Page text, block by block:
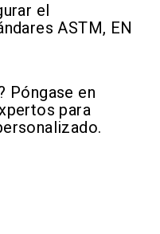
el
ASTM, EN
Póngase en
para